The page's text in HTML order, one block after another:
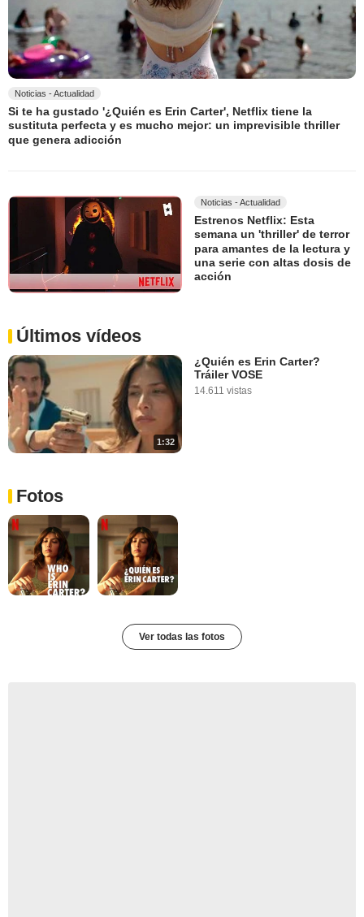
Noticias - Actualidad
Si te ha gustado '¿Quién es Erin Carter', Netflix tiene la
sustituta perfecta y es mucho mejor: un imprevisible thriller
que genera adicción
Noticias - Actualidad
Estrenos Netflix: Esta
semana un 'thriller' de terror
para amantes de la lectura y
una serie con altas dosis de
acción
Últimos vídeos
1:32
¿Quién es Erin Carter?
Tráiler VOSE
14.611 vistas
Fotos
Ver todas las fotos